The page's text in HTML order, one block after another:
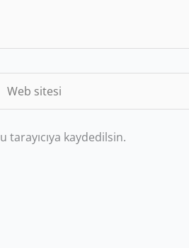
sitesi
kaydedilsin.